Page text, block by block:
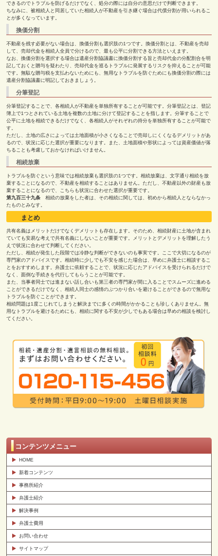
できるのでトラブルを防げるだけでなく、処分の際には自分の意思だけで判断できます。
ちなみに、被相続人と同居していた相続人が不動産を引き継ぐ場合は代償分割が用いられるこ
とが多くなっています。
換価分割
不動産を残す必要がない場合は、換価分割も選択肢の1つです。換価分割とは、不動産を売却
して、売却代金を相続人全員で分けるので、最も公平に分割できる方法といえます。
なお、換価分割を選択する場合は遺産分割協議書に換価分割する旨と売却代金の分配割合を明
記しておくと贈与を疑わたり、売却代金を巡るトラブルに発展するリスクを抑えることが可能
です。無駄な贈与税を支払わないためにも、無用なトラブルを防ぐためにも換価分割の際には
遺産分割協議書に明記しておきましょう。
分筆登記
分筆登記することで、各相続人が不動産を単独所有することが可能です。分筆登記とは、登記
簿上で1つとされている土地を複数の土地に分けて登記することを指します。分筆することで
公平に土地を相続できるだけでなく、各相続人がそれぞれの持分を単独所有することが可能で
す。
ただし、土地の広さによっては土地面積が小さくなることで売却しにくくなるデメリットがあ
るので、状況に応じた選択が重要になります。また、土地面積や形状によっては資産価値が落
ちることも考慮しておかなければいけません。
相続放棄
トラブルを防ぐという意味では相続放棄も選択肢の1つです。相続放棄は、文字通り相続を放
棄することになるので、不動産を相続することはありません。ただし、不動産以外の財産も放
棄することになるので、こちらも状況に合わせた選択が重要です。
第九百三十九条 相続の放棄をした者は、その相続に関しては、初めから相続人とならなかっ
たものとみなす。
まとめ
共有名義はメリットだけでなくデメリットも存在します。そのため、相続財産に土地が含まれ
ていても安易な考えで共有名義にしないことが重要です。メリットとデメリットを理解したう
えで状況に合わせて判断してください。
ただし、相続が発生した段階では冷静な判断ができないのも事実です。ここで大切になるのが
専門家のアドバイスです。相続時に少しでも不安を感じた場合は、早めに弁護士に相談するこ
とをおすすめします。弁護士に依頼することで、状況に応じたアドバイスを受けられるだけで
なく、面倒な手続きを代行してもらうことが可能です。
また、当事者同士では進まない話し合いも第三者の専門家が間に入ることでスムーズに進める
ことができるだけでなく、相続人同士の感情のぶつかり合いを避けることができるので無用な
トラブルを防ぐことができます。
相続問題は1度こじれてしまうと解決までに多くの時間がかかることも珍しくありません。無
用なトラブルを避けるためにも、相続に関する不安が少しでもある場合は早めの相談を検討し
てください。
コンテンツメニュー
HOME
新着コンテンツ
事務所紹介
弁護士紹介
解決事例
弁護士費用
お問い合わせ
サイトマップ